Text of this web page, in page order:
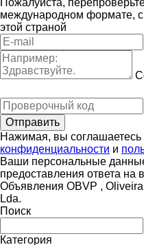
международном формате,
этой страной
Нажимая, вы
конфиденциальности и
Ваши персональные
предоставления ответа на
Объявления OBVP ,
Lda.
Поиск
Категория